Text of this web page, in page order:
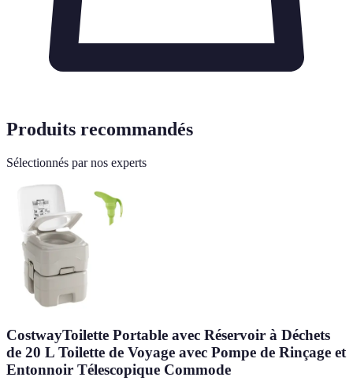
Produits recommandés
Sélectionnés par nos experts
CostwayToilette Portable avec Réservoir à Déchets
de 20 L Toilette de Voyage avec Pompe de Rinçage et
Entonnoir Télescopique Commode